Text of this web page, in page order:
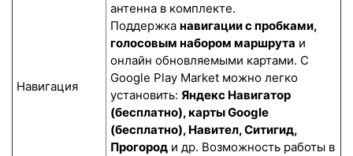
Навигация
антенна в комплекте.
Поддержка навигации с пробками,
голосовым набором маршрута и
онлайн обновляемыми картами. С
Google Play Market можно легко
установить: Яндекс Навигатор
(бесплатно), карты Google
(бесплатно), Навител, Ситигид,
Прогород и др. Возможность работы в